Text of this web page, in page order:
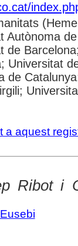
Autònoma
de
Universitat
de
a aquest
Ribot i